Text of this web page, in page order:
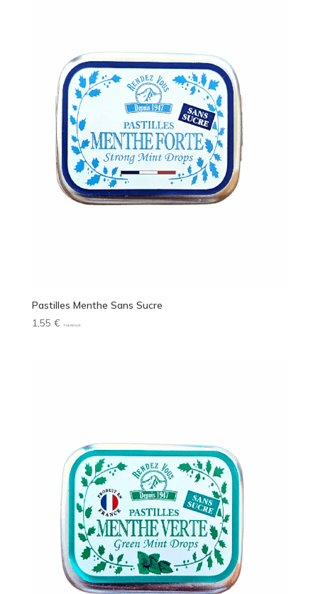
Pastilles Menthe Sans Sucre
1,55 € TVA INCLUS